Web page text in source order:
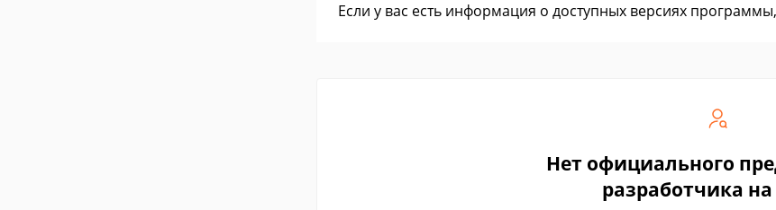
Если у вас есть информация о доступных версиях
Нет официального
разработчика на